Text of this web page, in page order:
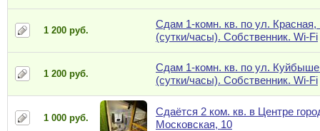
1 200 руб.
Сдам 1-комн. кв. по ул. Красная,
(сутки/часы). Собственник. Wi-Fi
1 200 руб.
Сдам 1-комн. кв. по ул.
(сутки/часы). Собственник. Wi-Fi
1 000 руб.
Сдаётся 2 ком. кв. в Центре
Московская, 10